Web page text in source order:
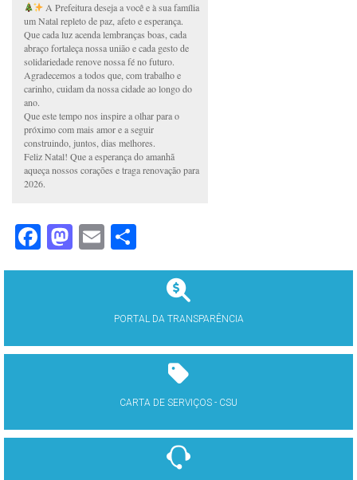
A Prefeitura deseja a você e à sua família
um Natal repleto de paz, afeto e esperança.
Que cada luz acenda lembranças boas, cada
abraço fortaleça nossa união e cada gesto de
solidariedade renove nossa fé no futuro.
Agradecemos a todos que, com trabalho e
carinho, cuidam da nossa cidade ao longo do
ano.
Que este tempo nos inspire a olhar para o
próximo com mais amor e a seguir
construindo, juntos, dias melhores.
Feliz Natal! Que a esperança do amanhã
aqueça nossos corações e traga renovação para
2026.
Facebook
Mastodon
Email
PORTAL DA TRANSPARÊNCIA
CARTA DE SERVIÇOS - CSU